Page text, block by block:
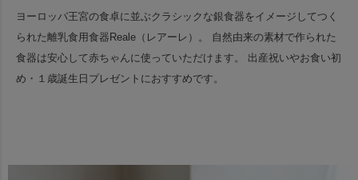
ヨーロッパ王宮の食卓に並ぶクラシックな銀食器をイメージしてつく
られた離乳食用食器Reale（レアーレ）。
自然由来の素材で作られた
食器は安心して赤ちゃんに使っていただけます。
出産祝いやお食い初
め・１歳誕生日プレゼントにおすすめです。